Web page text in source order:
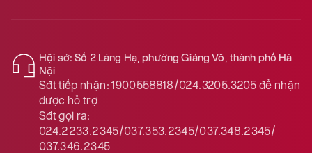
Hội sở: Số 2 Láng Hạ, phường Giảng Võ, thành phố Hà
Nội
Sđt tiếp nhận: 1900558818/024.3205.3205để nhận
được hỗ trợ
Sđt gọi ra:
024.2233.2345/037.353.2345/037.348.2345/
037.346.2345